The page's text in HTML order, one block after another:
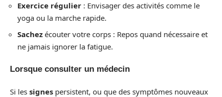
Exercice régulier : Envisager des activités comme le
yoga ou la marche rapide.
Sachez écouter votre corps : Repos quand nécessaire et
ne jamais ignorer la fatigue.
Lorsque consulter un médecin
Si les signes persistent, ou que des symptômes nouveaux